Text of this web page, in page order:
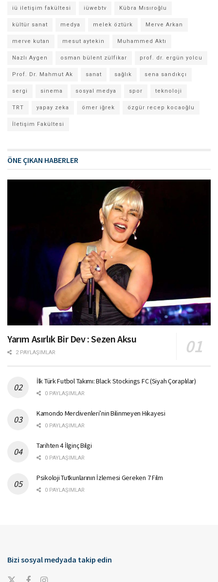
iü iletişim fakültesi iüwebtv Kübra Mısıroğlu
kültür sanat medya melek öztürk Merve Arkan
merve kutan mesut aytekin Muhammed Aktı
Nazlı Aygen osman bülent zülfikar prof. dr. ergün yolcu
Prof. Dr. Mahmut Ak sanat sağlık sena sandıkçı
sergi sinema sosyal medya spor teknoloji
TRT yapay zeka ömer iğrek özgür recep kocaoğlu
İletişim Fakültesi
ÖNE ÇIKAN HABERLER
Yarım Asırlık Bir Dev : Sezen Aksu
2 PAYLAŞIMLAR
İlk Türk Futbol Takımı: Black Stockings FC (Siyah Çoraplılar)
0 PAYLAŞIMLAR
Kamondo Merdivenleri’nin Bilinmeyen Hikayesi
0 PAYLAŞIMLAR
Tarihten 4 İlginç Bilgi
0 PAYLAŞIMLAR
Psikoloji Tutkunlarının İzlemesi Gereken 7 Film
0 PAYLAŞIMLAR
Bizi sosyal medyada takip edin